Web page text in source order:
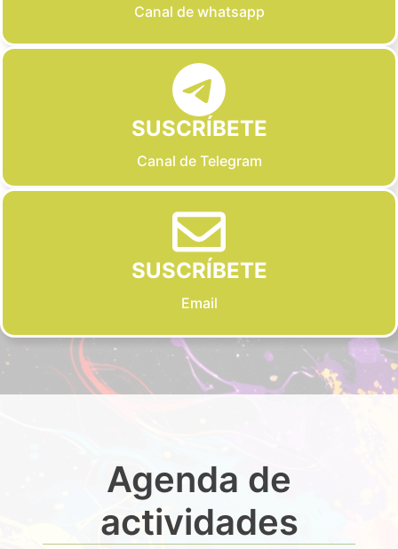
Canal de whatsapp
SUSCRÍBETE
Canal de Telegram
SUSCRÍBETE
Email
Agenda de
actividades